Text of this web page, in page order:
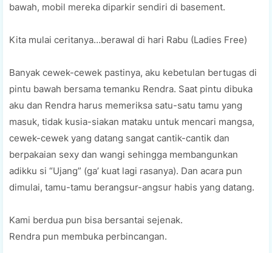
bawah, mobil mereka diparkir sendiri di basement.
Kita mulai ceritanya…berawal di hari Rabu (Ladies Free)
Banyak cewek-cewek pastinya, aku kebetulan bertugas di
pintu bawah bersama temanku Rendra. Saat pintu dibuka
aku dan Rendra harus memeriksa satu-satu tamu yang
masuk, tidak kusia-siakan mataku untuk mencari mangsa,
cewek-cewek yang datang sangat cantik-cantik dan
berpakaian sexy dan wangi sehingga membangunkan
adikku si “Ujang” (ga’ kuat lagi rasanya). Dan acara pun
dimulai, tamu-tamu berangsur-angsur habis yang datang.
Kami berdua pun bisa bersantai sejenak.
Rendra pun membuka perbincangan.